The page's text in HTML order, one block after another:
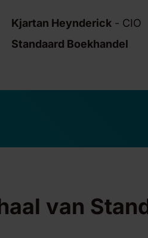
Kjartan Heynderick - CIO
Standaard Boekhandel
van